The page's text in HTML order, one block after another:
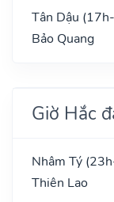
Tân Dậu
Bảo Quang
Giờ Hắc
Nhâm Tý
Thiên Lao